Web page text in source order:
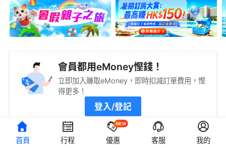
會員都用eMoney慳錢！
立即加入賺取eMoney，即時扣減訂單費用，慳
得更多！
登入/登記
旅遊攻略 查看更多
首頁 行程
NEW
優惠 客服 我的